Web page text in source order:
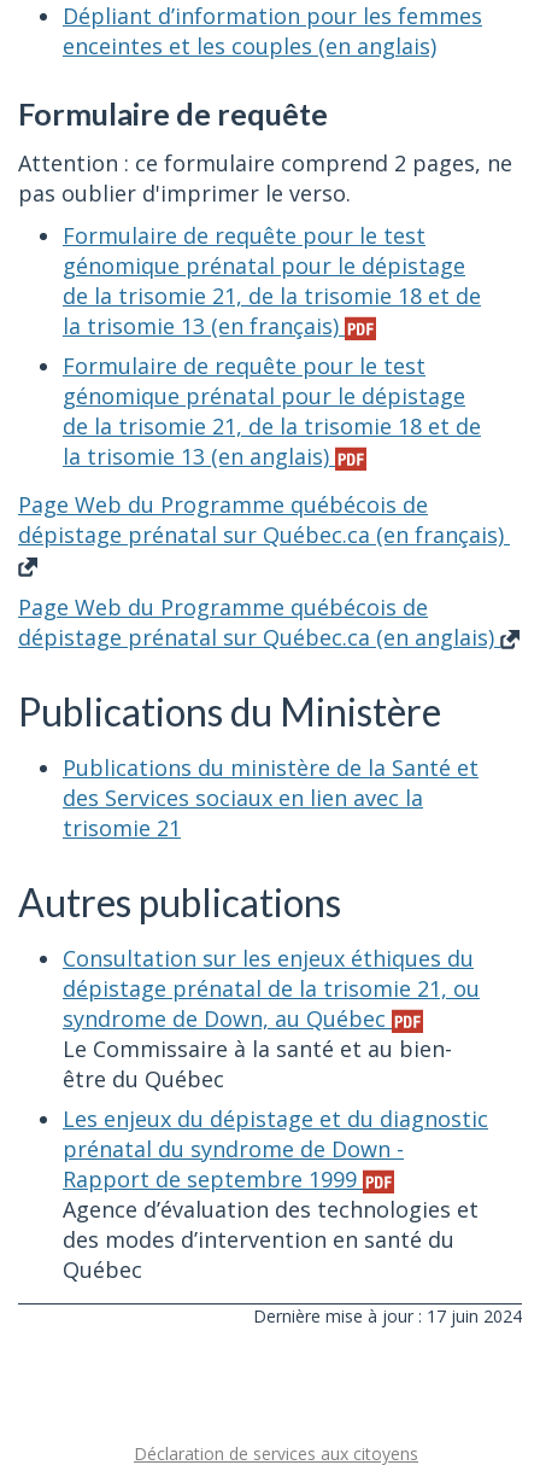
Dépliant d’information pour les femmes
enceintes et les couples (en anglais)
Formulaire de requête
Attention : ce formulaire comprend 2 pages, ne
pas oublier d'imprimer le verso.
Formulaire de requête pour le test
génomique prénatal pour le dépistage
de la trisomie 21, de la trisomie 18 et de
la trisomie 13 (en français)
Formulaire de requête pour le test
génomique prénatal pour le dépistage
de la trisomie 21, de la trisomie 18 et de
la trisomie 13 (en anglais)
Page Web du Programme québécois de
dépistage prénatal sur Québec.ca (en français)
Page Web du Programme québécois de
dépistage prénatal sur Québec.ca (en anglais)
Publications du Ministère
Publications du ministère de la Santé et
des Services sociaux en lien avec la
trisomie 21
Autres publications
Consultation sur les enjeux éthiques du
dépistage prénatal de la trisomie 21, ou
syndrome de Down, au Québec
Le Commissaire à la santé et au bien-
être du Québec
Les enjeux du dépistage et du diagnostic
prénatal du syndrome de Down -
Rapport de septembre 1999
Agence d’évaluation des technologies et
des modes d’intervention en santé du
Québec
Dernière mise à jour : 17 juin 2024
Déclaration de services aux citoyens